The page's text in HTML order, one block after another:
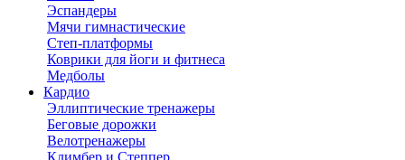
Эспандеры
Мячи гимнастические
Степ-платформы
Коврики для йоги и фитнеса
Медболы
Кардио
Эллиптические тренажеры
Беговые дорожки
Велотренажеры
Климбер и Степпер